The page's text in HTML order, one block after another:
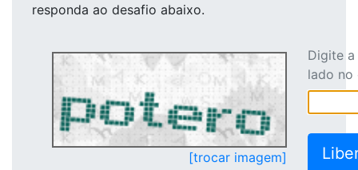
responda ao desafio abaixo.
[trocar imagem]
Digite
lado no